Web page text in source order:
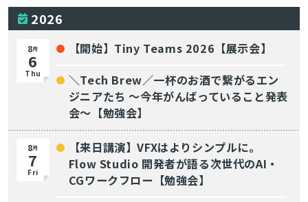
2026
8月
6
Thu
【開始】Tiny Teams 2026【展示会】
＼Tech Brew／一杯のお酒で繋がるエン
ジニアたち 〜今年がんばっていること発表
会〜【勉強会】
8月
7
Fri
【来日講演】VFXはよりシンプルに。
Flow Studio 開発者が語る次世代のAI・
CGワークフロー【勉強会】